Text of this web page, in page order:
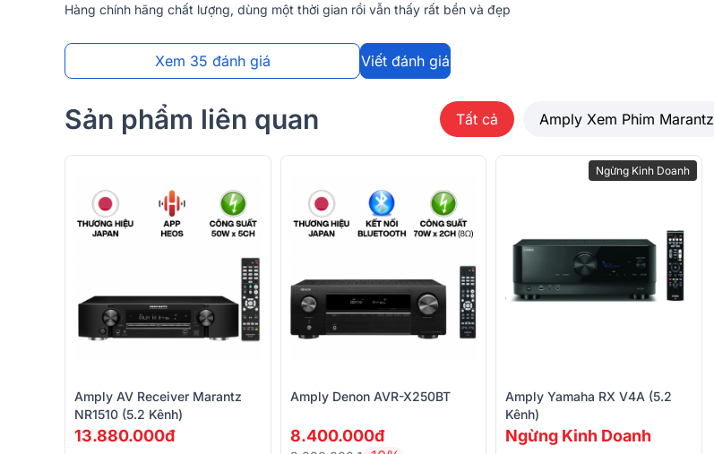
Phía dưới là chân đế giúp cho amply có một khoảng cách vừa đủ với bề mặt tiếp xúc hạn chế
những bề mặt bám bụi, ẩm ướt. Đi kèm Amply Yamaha RX-V385 là chiếc điều khiển từ xa giúp
bạn có thể dễ dàng kiểm soát, điều chỉnh thiết bị mà không cần sử dụng hệ thống phím điều
>> ĐỪNG BỎ LỠ:
Amply Yamaha Chính Hãng, Giá tốt, Quà To, Nghe nhạc Hay
Hàng chính hãng chất lượng, dùng một thời gian rồi vẫn thấy rất bền và đẹp
Xem 35 đánh giá Viết đánh giá
Sản phẩm liên quan Tất cả Amply Xem Phim Marantz
Amply AV Receiver Marantz
NR1510 (5.2 Kênh)
13.880.000đ
Amply Denon AVR-X250BT
8.400.000đ
Ngừng Kinh Doanh
Amply Yamaha RX V4A (5.2
Kênh)
Ngừng Kinh Doanh